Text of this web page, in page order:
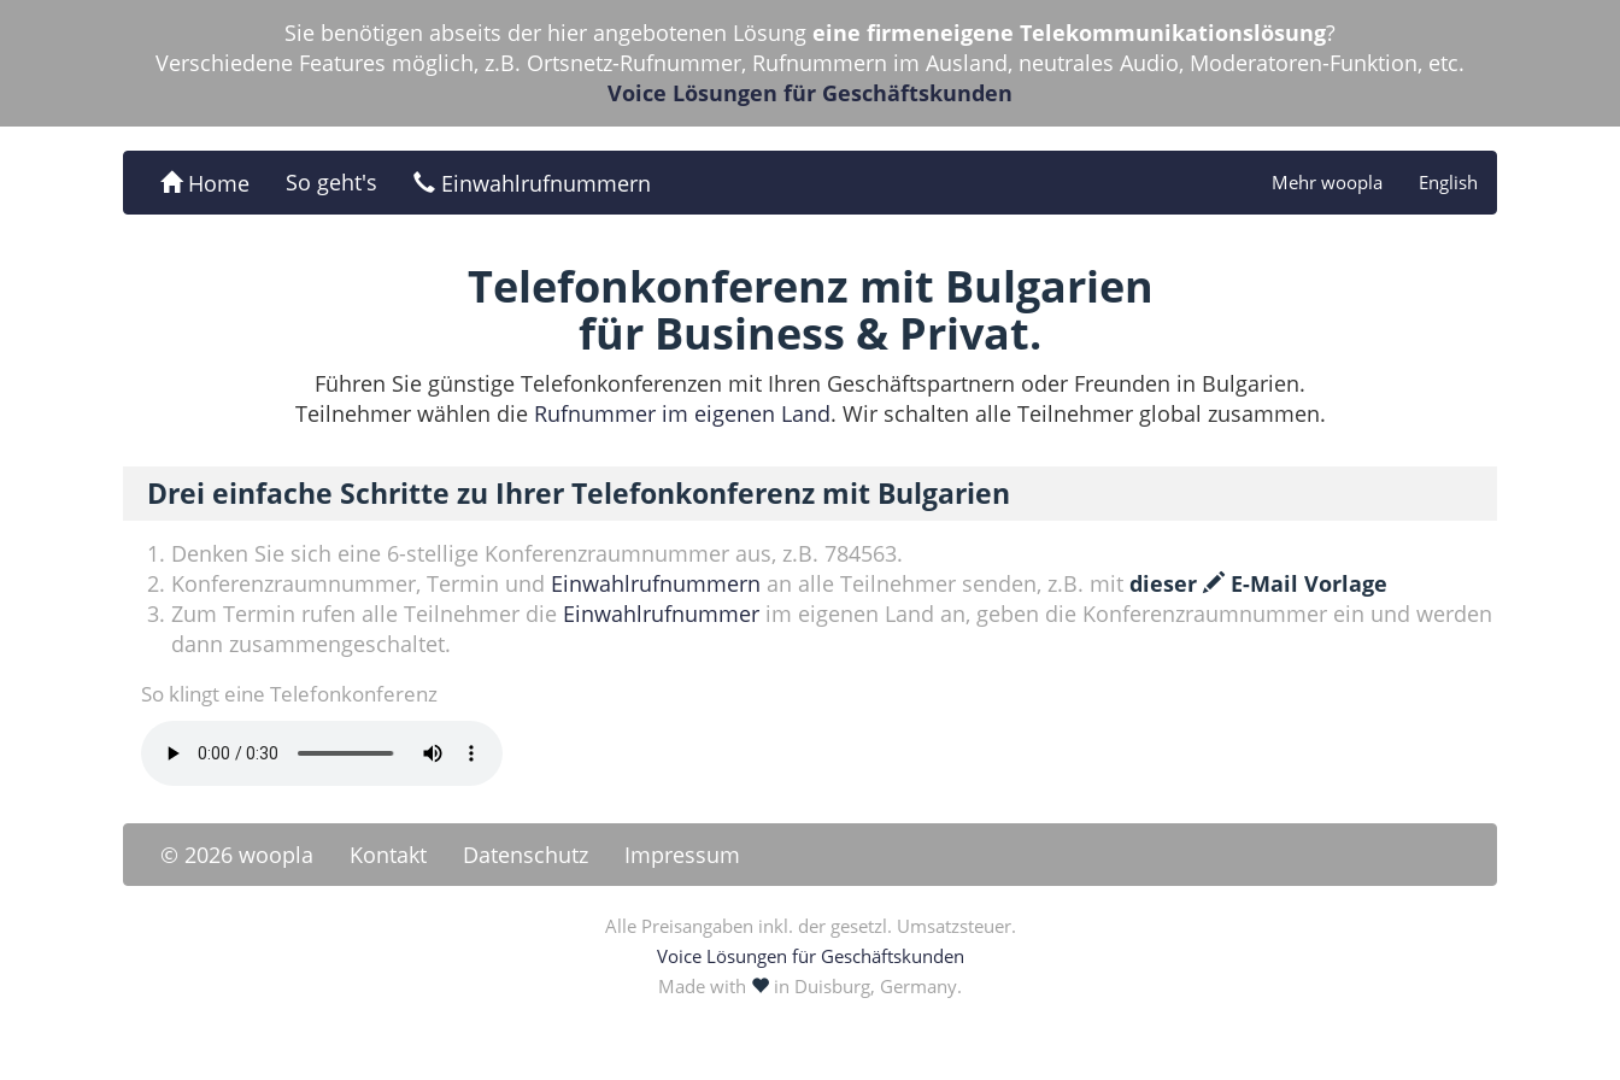
Sie benötigen abseits der hier angebotenen Lösung eine firmeneigene Telekommunikationslösung?
Verschiedene Features möglich, z.B. Ortsnetz-Rufnummer, Rufnummern im Ausland, neutrales Audio, Moderatoren-Funktion, etc.
Voice Lösungen für Geschäftskunden
Home So geht's Einwahlrufnummern Mehr woopla English
Telefonkonferenz mit Bulgarien
für Business & Privat.
Führen Sie günstige Telefonkonferenzen mit Ihren Geschäftspartnern oder Freunden in Bulgarien.
Teilnehmer wählen die Rufnummer im eigenen Land. Wir schalten alle Teilnehmer global zusammen.
Drei einfache Schritte zu Ihrer Telefonkonferenz mit Bulgarien
Denken Sie sich eine 6-stellige Konferenzraumnummer aus, z.B. 784563.
Konferenzraumnummer, Termin und Einwahlrufnummern an alle Teilnehmer senden, z.B. mit dieser
E-Mail Vorlage
Zum Termin rufen alle Teilnehmer die Einwahlrufnummer im eigenen Land an, geben die Konferenzraumnummer ein und werden
dann zusammengeschaltet.
So klingt eine Telefonkonferenz
© 2026 woopla Kontakt Datenschutz Impressum
Alle Preisangaben inkl. der gesetzl. Umsatzsteuer.
Voice Lösungen für Geschäftskunden
Made with
love
in Duisburg, Germany.